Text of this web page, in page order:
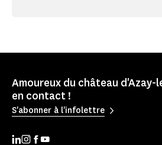
Amoureux du château d'Azay-
en contact !
S'abonner à l'infolettre